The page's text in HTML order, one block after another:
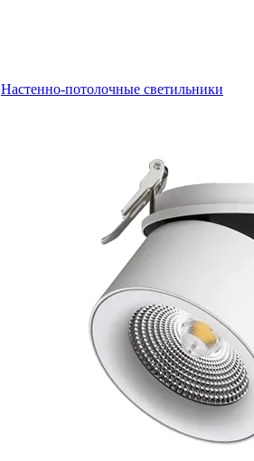
Настенно-потолочные светильники